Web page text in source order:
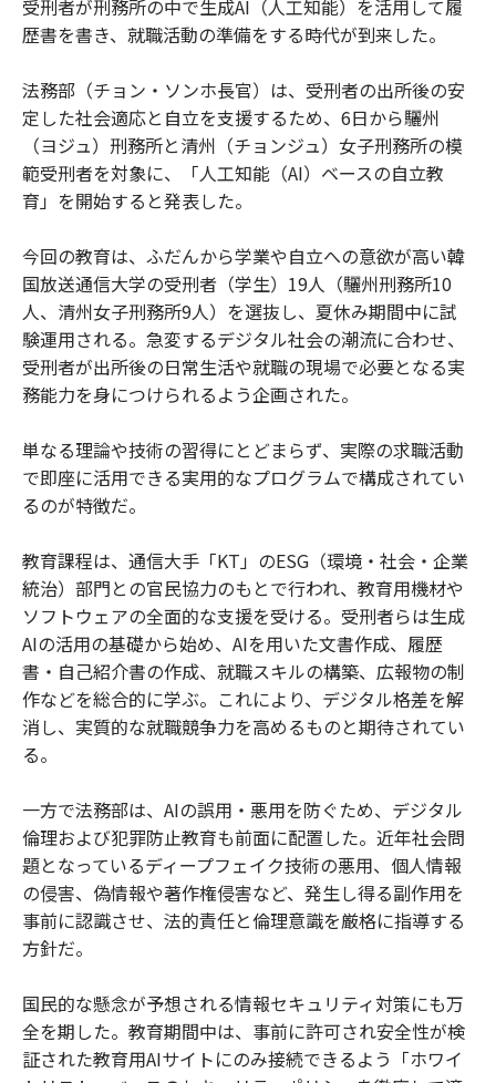
受刑者が刑務所の中で生成AI（人工知能）を活用して履
歴書を書き、就職活動の準備をする時代が到来した。
法務部（チョン・ソンホ長官）は、受刑者の出所後の安
定した社会適応と自立を支援するため、6日から驪州
（ヨジュ）刑務所と清州（チョンジュ）女子刑務所の模
範受刑者を対象に、「人工知能（AI）ベースの自立教
育」を開始すると発表した。
今回の教育は、ふだんから学業や自立への意欲が高い韓
国放送通信大学の受刑者（学生）19人（驪州刑務所10
人、清州女子刑務所9人）を選抜し、夏休み期間中に試
験運用される。急変するデジタル社会の潮流に合わせ、
受刑者が出所後の日常生活や就職の現場で必要となる実
務能力を身につけられるよう企画された。
単なる理論や技術の習得にとどまらず、実際の求職活動
で即座に活用できる実用的なプログラムで構成されてい
るのが特徴だ。
教育課程は、通信大手「KT」のESG（環境・社会・企業
統治）部門との官民協力のもとで行われ、教育用機材や
ソフトウェアの全面的な支援を受ける。受刑者らは生成
AIの活用の基礎から始め、AIを用いた文書作成、履歴
書・自己紹介書の作成、就職スキルの構築、広報物の制
作などを総合的に学ぶ。これにより、デジタル格差を解
消し、実質的な就職競争力を高めるものと期待されてい
る。
一方で法務部は、AIの誤用・悪用を防ぐため、デジタル
倫理および犯罪防止教育も前面に配置した。近年社会問
題となっているディープフェイク技術の悪用、個人情報
の侵害、偽情報や著作権侵害など、発生し得る副作用を
事前に認識させ、法的責任と倫理意識を厳格に指導する
方針だ。
国民的な懸念が予想される情報セキュリティ対策にも万
全を期した。教育期間中は、事前に許可され安全性が検
証された教育用AIサイトにのみ接続できるよう「ホワイ